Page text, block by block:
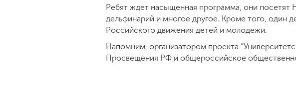
Ребят ждет насыщенная программа, они посетят
дельфинарий и многое другое. Кроме того, один
Российского движения детей и молодежи.
Напомним, организатором проекта
Просвещения РФ и общероссийское